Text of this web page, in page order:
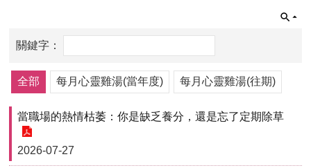
全部 每月心靈雞湯(當年度) 每月心靈雞湯(往期)
當職場的熱情枯萎：你是缺乏養分，還是忘了定期除草
2026-07-27